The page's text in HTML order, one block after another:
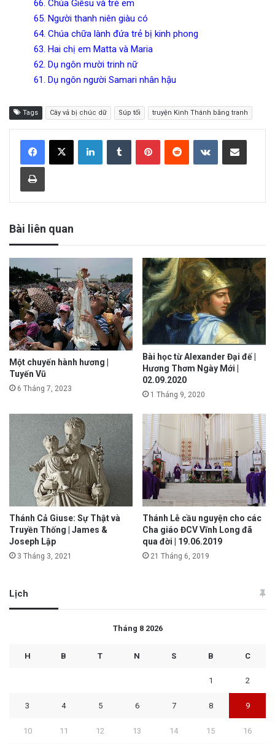
66. Chúa Giêsu và trẻ em
65. Người thanh niên giàu có
64. Chúa chữa lành đứa trẻ bị kinh phong
63. Hai chị em Matta và Maria
62. Dụ ngôn mười trinh nữ
61. Dụ ngôn người Samari nhân hậu
Tags Cây vả bị chúc dữ Súp tối truyện Kinh Thánh bằng tranh
Bài liên quan
Một chuyến hành hương |
Tuyến Vũ
6 Tháng 7, 2023
Bài học từ Alexander Đại đế |
Hương Thơm Ngày Mới |
02.09.2020
1 Tháng 9, 2020
Thánh Cả Giuse: Sự Thật và
Truyền Thống | James &
Joseph Lập
3 Tháng 3, 2021
Thánh Lễ cầu nguyện cho các
Cha giáo ĐCV Vĩnh Long đã
qua đời | 19.06.2019
21 Tháng 6, 2019
Lịch
Tháng 8 2026
H B T N S B C
1 2
3 4 5 6 7 8 9
10 11 12 13 14 15 16